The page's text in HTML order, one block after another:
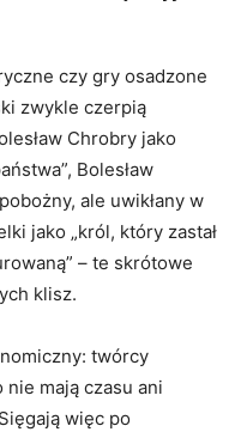
czy gry osadzone
zwykle czerpią
Chrobry jako
Bolesław
ale uwikłany w
jako „król, który zastał
– te skrótowe
klisz.
twórcy
nie mają czasu ani
więc po